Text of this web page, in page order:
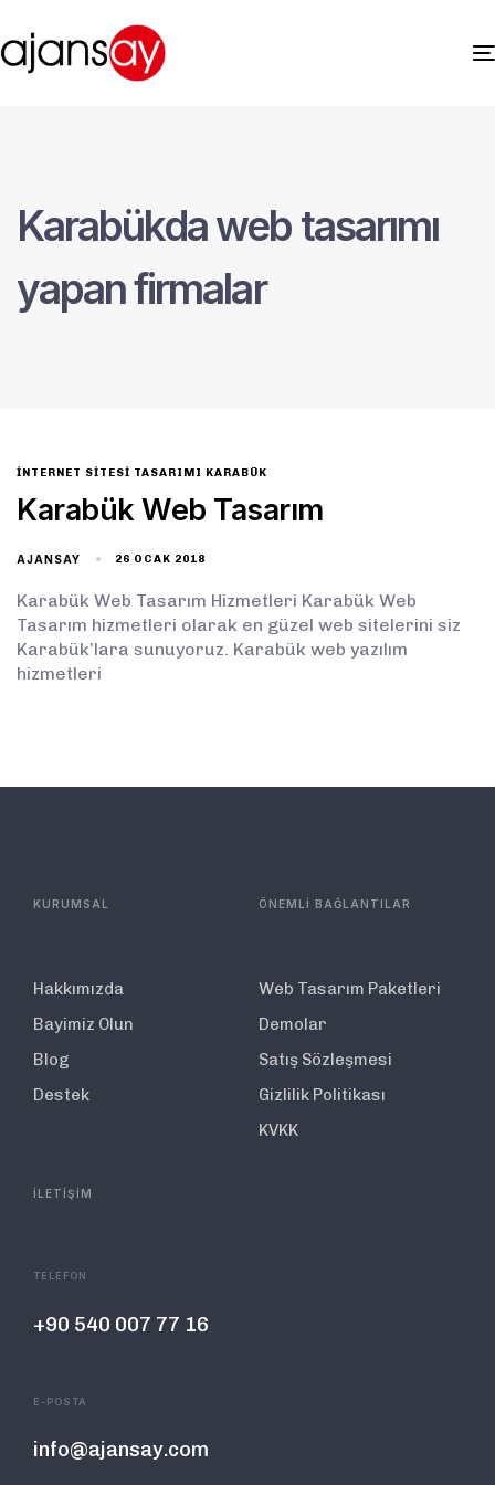
Karabükda web tasarımı
yapan firmalar
INTERNET SITESI TASARIMI KARABÜK
Karabük Web Tasarım
AJANSAY 26 OCAK 2018
Karabük Web Tasarım Hizmetleri Karabük Web
Tasarım hizmetleri olarak en güzel web sitelerini siz
Karabük’lara sunuyoruz. Karabük web yazılım
hizmetleri
KURUMSAL
Hakkımızda
Bayimiz Olun
Blog
Destek
ÖNEMLİ BAĞLANTILAR
Web Tasarım Paketleri
Demolar
Satış Sözleşmesi
Gizlilik Politikası
KVKK
İLETİŞİM
TELEFON
+90 540 007 77 16
E-POSTA
info@ajansay.com